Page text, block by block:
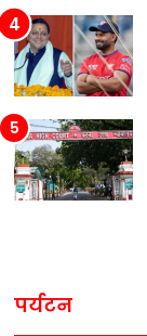
पर्यटन